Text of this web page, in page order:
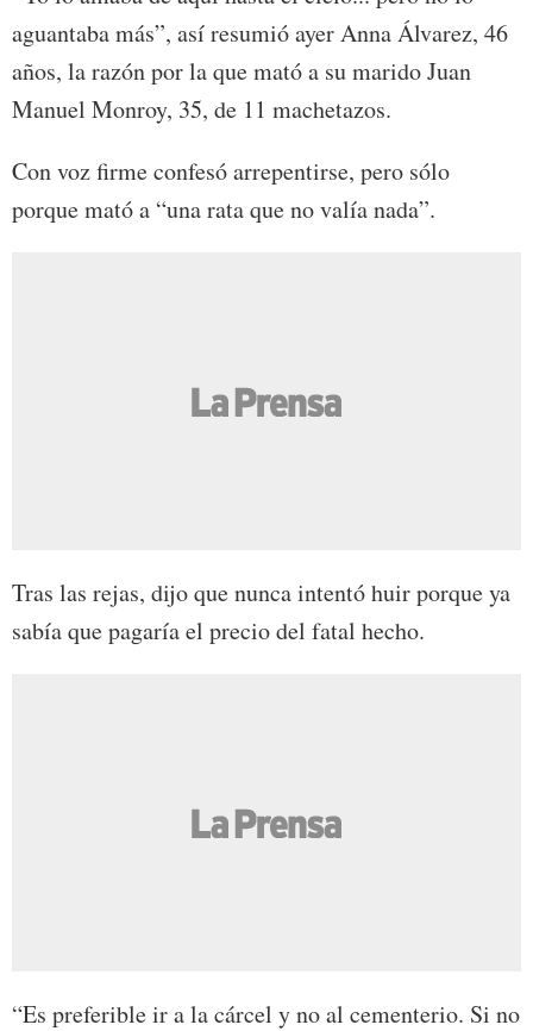
aguantaba más”, así resumió ayer Anna Álvarez, 46
años, la razón por la que mató a su marido Juan
Manuel Monroy, 35, de 11 machetazos.
Con voz firme confesó arrepentirse, pero sólo
porque mató a “una rata que no valía nada”.
Tras las rejas, dijo que nunca intentó huir porque ya
sabía que pagaría el precio del fatal hecho.
“Es preferible ir a la cárcel y no al cementerio. Si no